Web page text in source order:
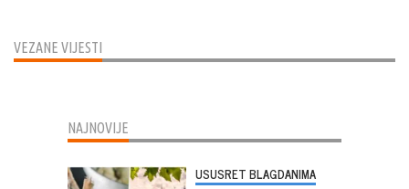
VEZANE VIJESTI
NAJNOVIJE
USUSRET BLAGDANIMA